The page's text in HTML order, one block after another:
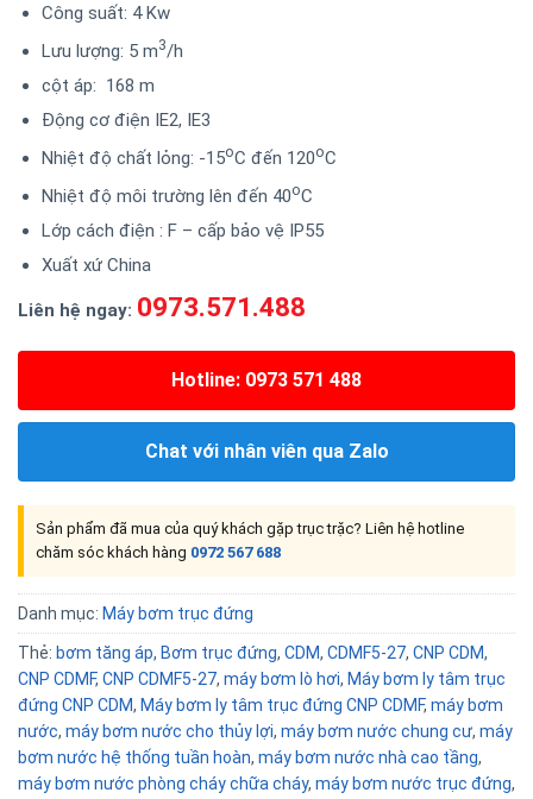
Công suất: 4 Kw
Lưu lượng: 5 m3/h
cột áp: 168 m
Động cơ điện IE2, IE3
Nhiệt độ chất lỏng: -15oC đến 120oC
Nhiệt độ môi trường lên đến 40oC
Lớp cách điện : F – cấp bảo vệ IP55
Xuất xứ China
Liên hệ ngay: 0973.571.488
Hotline: 0973 571 488
Chat với nhân viên qua Zalo
Sản phẩm đã mua của quý khách gặp trục trặc? Liên hệ hotline
chăm sóc khách hàng 0972 567 688
Danh mục: Máy bơm trục đứng
Thẻ: bơm tăng áp, Bơm trục đứng, CDM, CDMF5-27, CNP CDM,
CNP CDMF, CNP CDMF5-27, máy bơm lò hơi, Máy bơm ly tâm trục
đứng CNP CDM, Máy bơm ly tâm trục đứng CNP CDMF, máy bơm
nước, máy bơm nước cho thủy lợi, máy bơm nước chung cư, máy
bơm nước hệ thống tuần hoàn, máy bơm nước nhà cao tầng,
máy bơm nước phòng cháy chữa cháy, máy bơm nước trục đứng,